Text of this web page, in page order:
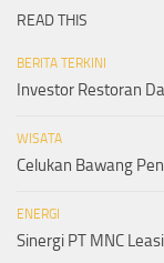
READ THIS
BERITA TERKINI
Investor Restoran
WISATA
Celukan Bawang
ENERGI
Sinergi PT MNC